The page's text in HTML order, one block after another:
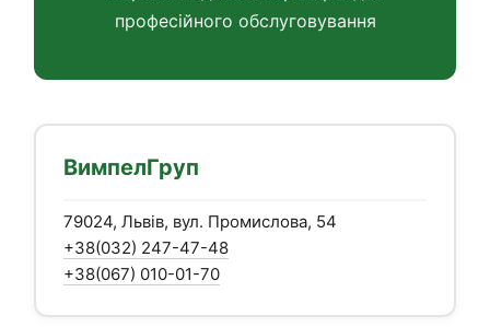
професійного обслуговування
ВимпелГруп
79024, Львів, вул. Промислова, 54
+38(032) 247-47-48
+38(067) 010-01-70